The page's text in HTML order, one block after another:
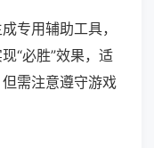
专用辅助工具，
“必胜”效果，适
需注意遵守游戏